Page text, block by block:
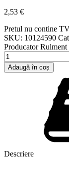
2,53 €
Pretul nu contine
SKU: 10124590
Producator
Cantitate
Rulment
HK1614L/3AS
Adaugă în coș
Descriere